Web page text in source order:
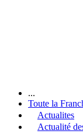
...
Toute la
Actualites
Actualité